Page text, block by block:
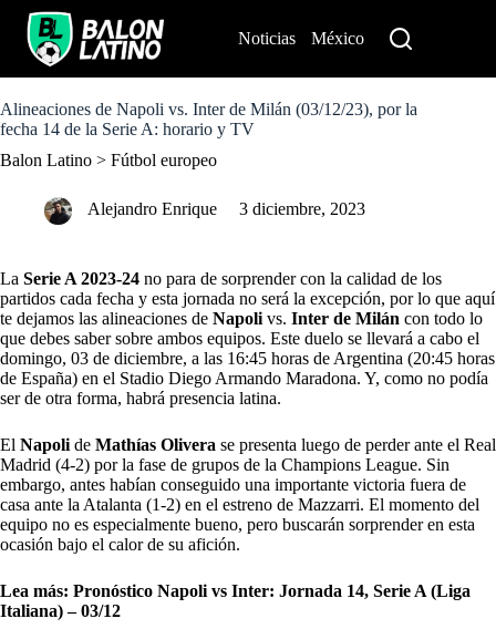
o
c
n
Noticias México
Alineaciones de Napoli vs. Inter de Milán (03/12/23), por la
fecha 14 de la Serie A: horario y TV
Balon Latino > Fútbol europeo
Alejandro Enrique 3 diciembre, 2023
La Serie A 2023-24 no para de sorprender con la calidad de los
partidos cada fecha y esta jornada no será la excepción, por lo que aquí
te dejamos las alineaciones de Napoli vs. Inter de Milán con todo lo
que debes saber sobre ambos equipos. Este duelo se llevará a cabo el
domingo, 03 de diciembre, a las 16:45 horas de Argentina (20:45 horas
de España) en el Stadio Diego Armando Maradona. Y, como no podía
ser de otra forma, habrá presencia latina.
El Napoli de Mathías Olivera se presenta luego de perder ante el Real
Madrid (4-2) por la fase de grupos de la Champions League. Sin
embargo, antes habían conseguido una importante victoria fuera de
casa ante la Atalanta (1-2) en el estreno de Mazzarri. El momento del
equipo no es especialmente bueno, pero buscarán sorprender en esta
ocasión bajo el calor de su afición.
Lea más: Pronóstico Napoli vs Inter: Jornada 14, Serie A (Liga
Italiana) – 03/12